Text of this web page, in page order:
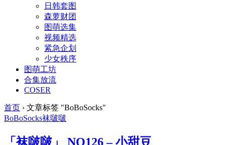
日韩套图
森萝财团
图萌选集
视频精选
紧急企划
少女秩序
图萌工坊
合集放流
COSER
首页 › 文章标签 "BoBoSocks"
BoBoSocks袜啵啵
「袜啵啵」 NO126 – 小甜豆